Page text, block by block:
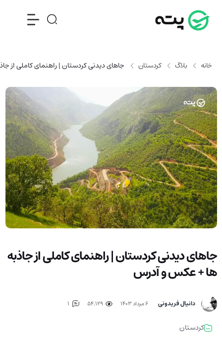
خانه بلاگ کردستان جاهای دیدنی کردستان | راهنمای کاملی از
جاهای دیدنی کردستان | راهنمای کاملی از جاذبه
ها + عکس و آدرس
دانیال فریدونی ۶ مرداد ۱۴۰۳
کردستان